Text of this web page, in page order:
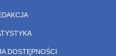
DOSTĘPNOŚCI